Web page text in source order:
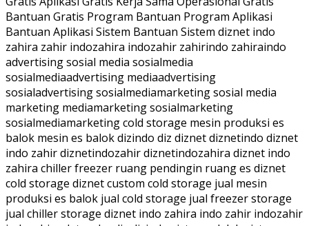
Bantuan Gratis Program Bantuan Program Aplikasi
Bantuan Aplikasi Sistem Bantuan Sistem diznet indo
zahira zahir indozahira indozahir zahirindo zahiraindo
advertising sosial media sosialmedia
sosialmediaadvertising mediaadvertising
sosialadvertising sosialmediamarketing sosial media
marketing mediamarketing sosialmarketing
sosialmediamarketing cold storage mesin produksi es
balok mesin es balok dizindo diz diznet diznetindo diznet
indo zahir diznetindozahir diznetindozahira diznet indo
zahira chiller freezer ruang pendingin ruang es diznet
cold storage diznet custom cold storage jual mesin
produksi es balok jual cold storage jual freezer storage
jual chiller storage diznet indo zahira indo zahir indozahir